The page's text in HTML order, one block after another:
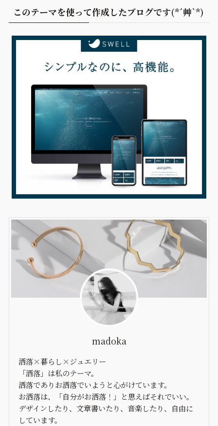
このテーマを使って作成したブログです(*´艸`*)
madoka
洒落×暮らし×ジュエリー
「洒落」は私のテーマ。
洒落でありお洒落でいようと心がけています。
お洒落は、「自分がお洒落！」と思えばそれでいい。
デザインしたり、文章書いたり、音楽したり、自由に
しています。